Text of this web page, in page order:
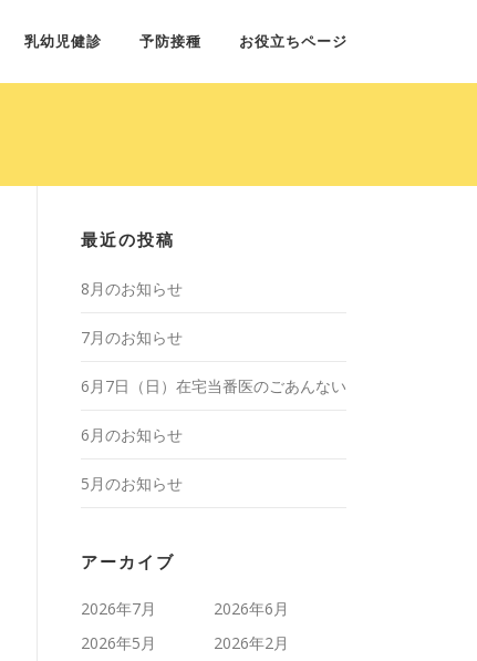
乳幼児健診 予防接種 お役立ちページ
最近の投稿
8月のお知らせ
7月のお知らせ
6月7日（日）在宅当番医のごあんない
6月のお知らせ
5月のお知らせ
アーカイブ
2026年7月
2026年6月
2026年5月
2026年2月